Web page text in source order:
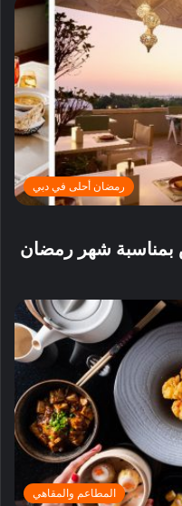
رمضان أحلى في دبي
شهر رمضان
المطاعم والمقاهي